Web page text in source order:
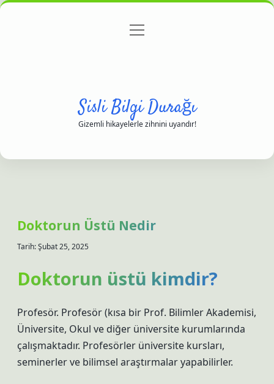
Gizlilik Politikası
menüyü
Sisli Bilgi Durağı
Gizemli hikayelerle zihnini uyandır!
Doktorun Üstü Nedir
Tarih: Şubat 25, 2025
Doktorun üstü kimdir?
Profesör. Profesör (kısa bir Prof. Bilimler Akademisi,
Üniversite, Okul ve diğer üniversite kurumlarında
çalışmaktadır. Profesörler üniversite kursları,
seminerler ve bilimsel araştırmalar yapabilirler.